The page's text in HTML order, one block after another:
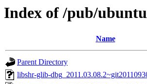
Index of /pub/
Name
Parent Directory
libshr-glib-